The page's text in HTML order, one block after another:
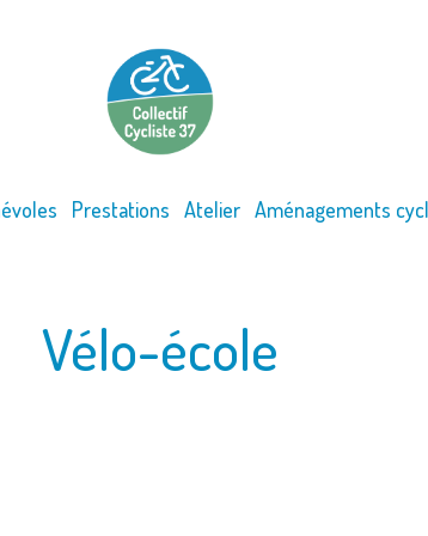
Prestations Atelier Aménagements
Vélo-école